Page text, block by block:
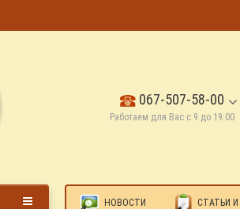
067-507-58-00
Работаем для Вас с 9 до 19:00
НОВОСТИ СТАТЬИ